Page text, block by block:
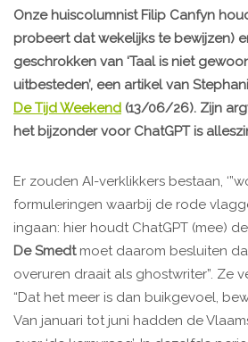
Onze huiscolumnist Filip Canfyn
probeert dat wekelijks te bewijzen)
geschrokken van ‘Taal is niet
uitbesteden’, een artikel van
De Tijd Weekend (13/06/26). Zijn
het bijzonder voor ChatGPT is
Er zouden AI-verklikkers bestaan,
formuleringen waarbij de rode
ingaan: hier houdt ChatGPT (mee)
De Smedtmoet daarom besluiten
overuren draait als ghostwriter”. Ze
“Dat het meer is dan buikgevoel,
Van januari tot juni hadden de